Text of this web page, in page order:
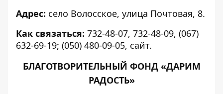
Адрес: село Волосское, улица Почтовая, 8.
Как связаться: 732-48-07, 732-48-09, (067)
632-69-19; (050) 480-09-05, сайт.
БЛАГОТВОРИТЕЛЬНЫЙ ФОНД «ДАРИМ
РАДОСТЬ»